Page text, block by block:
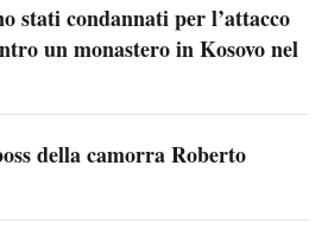
stati condannati per l’attacco
un monastero in Kosovo nel
della camorra Roberto